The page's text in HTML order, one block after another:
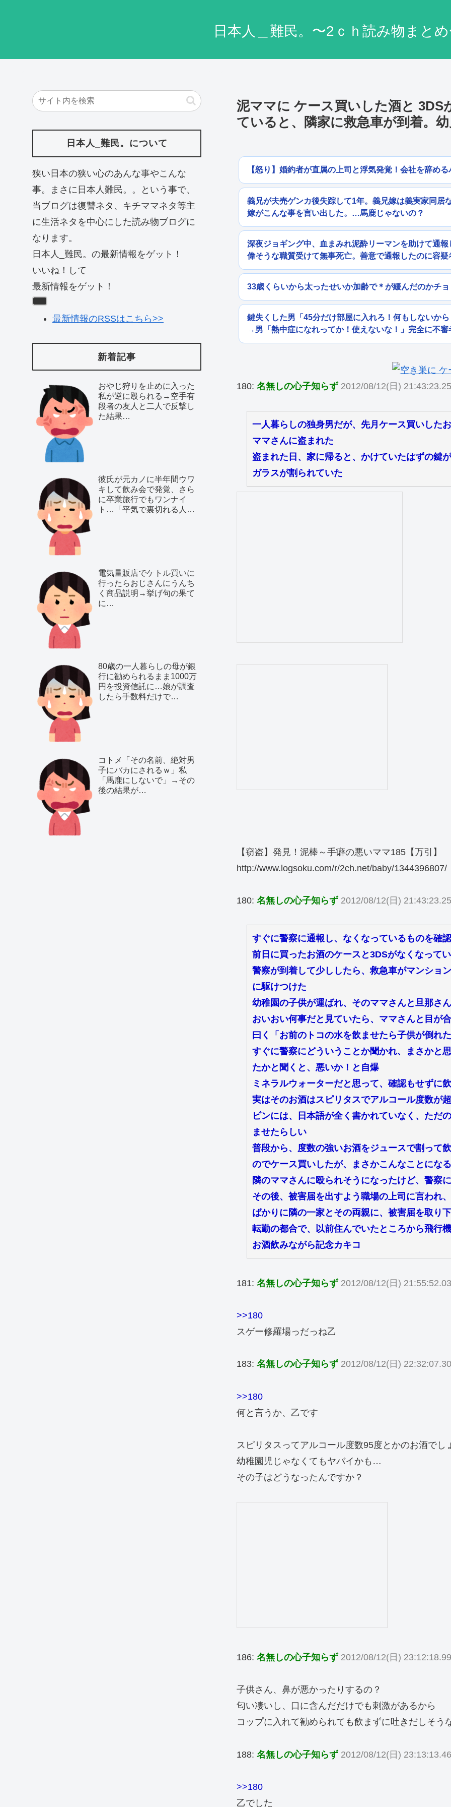
日本人＿難民。〜2ｃｈ読み物まと
泥ママに ケース買いした酒と
ていると、隣家に救急車が到着。
【怒り】婚約者が直属の上司と浮気発覚！会社を辞め
義兄が夫売ゲンカ後失踪して1年。義兄嫁は義実家同居
嫁がこんな事を言い出した。…馬鹿じゃないの？
深夜ジョギング中、血まみれ泥酔リーマンを助けて通
偉そうな職質受けて無事死亡。善意で通報したのに容疑
33歳くらいから太ったせいか加齢で＊が緩んだのかチ
鍵失くした男「45分だけ部屋に入れろ！何もしないか
→男「熱中症になれってか！使えないな！」完全に不審
180: 名無しの心子知らず 2012/08/12(日)
一人暮らしの独身男だが、先月ケース買いした
ママさんに盗まれた
盗まれた日、家に帰ると、かけていたはずの鍵
ガラスが割られていた
【窃盗】発見！泥棒～手癖の悪いママ185【万引】
http://www.logsoku.com/r/2ch.net/baby/1344396807/
180: 名無しの心子知らず 2012/08/12(日)
すぐに警察に通報し、なくなっているものを確
前日に買ったお酒のケースと3DSがなくなって
警察が到着して少ししたら、救急車がマンショ
に駆けつけた
幼稚園の子供が運ばれ、そのママさんと旦那さ
おいおい何事だと見ていたら、ママさんと目が
曰く「お前のトコの水を飲ませたら子供が倒れ
すぐに警察にどういうことか聞かれ、まさかと
たかと聞くと、悪いか！と自爆
ミネラルウォーターだと思って、確認もせずに
実はそのお酒はスピリタスでアルコール度数が
ビンには、日本語が全く書かれていなく、ただ
ませたらしい
普段から、度数の強いお酒をジュースで割って
のでケース買いしたが、まさかこんなことにな
隣のママさんに殴られそうになったけど、警察
その後、被害届を出すよう職場の上司に言われ
ばかりに隣の一家とその両親に、被害届を取り
転勤の都合で、以前住んでいたところから飛行
お酒飲みながら記念カキコ
181: 名無しの心子知らず 2012/08/12(日)
>>180
スゲー修羅場っだっね乙
183: 名無しの心子知らず 2012/08/12(日)
>>180
何と言うか、乙です
スピリタスってアルコール度数95度とかのお酒でし
幼稚園児じゃなくてもヤバイかも…
その子はどうなったんですか？
186: 名無しの心子知らず 2012/08/12(日)
子供さん、鼻が悪かったりするの？
匂い凄いし、口に含んだだけでも刺激があるから
コップに入れて勧められても飲まずに吐きだしそう
188: 名無しの心子知らず 2012/08/12(日)
>>180
乙でした
日本人_難民。について
狭い日本の狭い心のあんな事やこんな
事。まさに日本人難民。。という事で、
当ブログは復讐ネタ、キチママネタ等主
に生活ネタを中心にした読み物ブログに
なります。
日本人_難民。の最新情報をゲット！
いいね！して
最新情報をゲット！
最新情報のRSSはこちら>>
新着記事
おやじ狩りを止めに入った
私が逆に殴られる→空手有
段者の友人と二人で反撃し
た結果…
彼氏が元カノに半年間ウワ
キして飲み会で発覚、さら
に卒業旅行でもワンナイ
ト…「平気で裏切れる人種
電気量販店でケトル買いに
行ったらおじさんにうんち
く商品説明→挙げ句の果て
に…
80歳の一人暮らしの母が銀
行に勧められるまま1000万
円を投資信託に…娘が調査
したら手数料だけで…
コトメ「その名前、絶対男
子にバカにされるｗ」私
「馬鹿にしないで」→その
後の結果が…